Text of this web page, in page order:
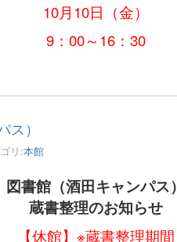
10月10日（金）
9：00～16：30
）
リ:本館
図書館（酒田キャンパス）
蔵書整理のお知らせ
【休館】※蔵書整理期間